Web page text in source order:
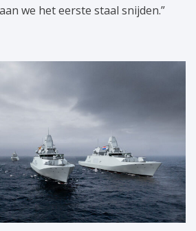
we het eerste staal snijden.”